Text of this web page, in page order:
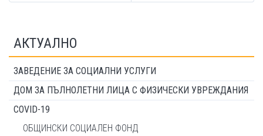
АКТУАЛНО
ЗАВЕДЕНИЕ ЗА СОЦИАЛНИ УСЛУГИ
ДОМ ЗА ПЪЛНОЛЕТНИ ЛИЦА С ФИЗИЧЕСКИ УВРЕЖДАНИЯ
COVID-19
ОБЩИНСКИ СОЦИАЛЕН ФОНД